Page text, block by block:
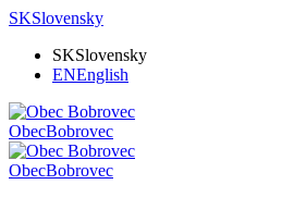
SKSlovensky
SKSlovensky
ENEnglish
ObecBobrovec
ObecBobrovec